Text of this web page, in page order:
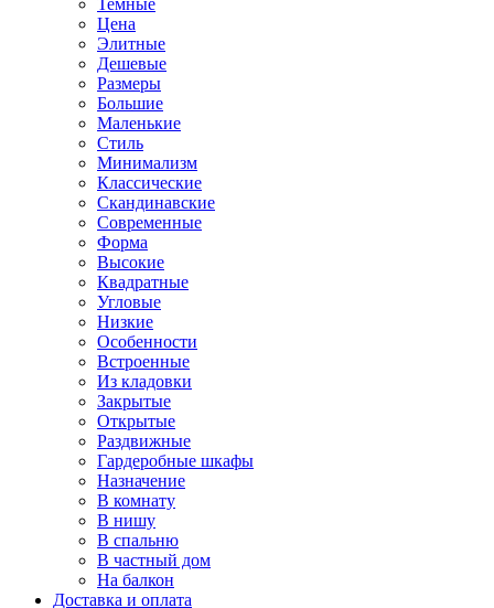
Темные
Цена
Элитные
Дешевые
Размеры
Большие
Маленькие
Стиль
Минимализм
Классические
Скандинавские
Современные
Форма
Высокие
Квадратные
Угловые
Низкие
Особенности
Встроенные
Из кладовки
Закрытые
Открытые
Раздвижные
Гардеробные шкафы
Назначение
В комнату
В нишу
В спальню
В частный дом
На балкон
Доставка и оплата